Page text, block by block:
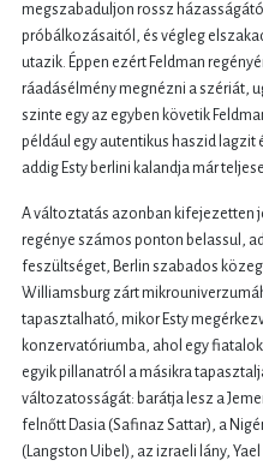
megszabaduljon rossz
próbálkozásaitól, és végleg
utazik. Éppen ezért Feldman
ráadásélmény megnézni a szériát,
szinte egy az egyben követik
például egy autentikus haszid
addig Esty berlini kalandja már
A változtatás azonban kifejezetten
regénye számos ponton belassul,
feszültséget, Berlin szabados
Williamsburg zárt
tapasztalható, mikor Esty
konzervatóriumba, ahol egy
egyik pillanatról a másikra
változatosságát: barátja lesz a
felnőtt Dasia (Safinaz Sattar), a
(Langston Uibel), az izraeli lány,